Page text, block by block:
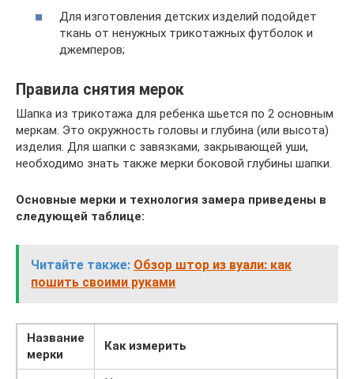
Для изготовления детских изделий подойдет
ткань от ненужных трикотажных футболок и
джемперов;
Правила снятия мерок
Шапка из трикотажа для ребенка шьется по 2 основным
меркам. Это окружность головы и глубина (или высота)
изделия. Для шапки с завязками, закрывающей уши,
необходимо знать также мерки боковой глубины шапки.
Основные мерки и технология замера приведены в
следующей таблице:
Читайте также: Обзор штор из вуали: как
пошить своими руками
Название
мерки
Как измерить